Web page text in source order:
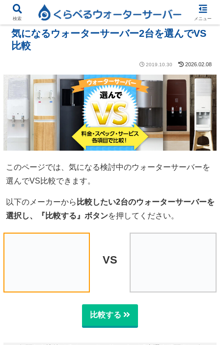
当サイトはアフィリエイト広告経由の商品を含みます
気になるウォーターサーバー2台を選んでVS
比較
2019.10.30 2026.02.08
このページでは、気になる検討中のウォーターサーバーを
選んでVS比較できます。
以下のメーカーから 比較したい2台のウォーターサーバーを
選択し、『比較する』ボタンを押してください。
VS
比較する
検索 メニュー